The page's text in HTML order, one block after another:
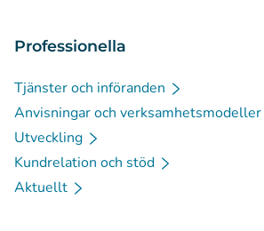
Professionella
Tjänster och införanden
Anvisningar och verksamhetsmodeller
Utveckling
Kundrelation och stöd
Aktuellt